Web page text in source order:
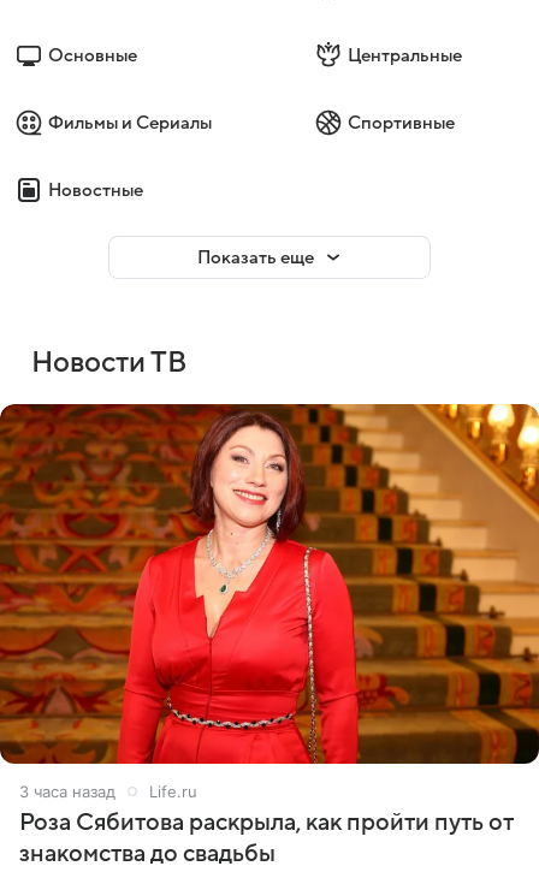
Основные Центральные
Фильмы и Сериалы Спортивные
Новостные
Показать еще
Новости ТВ
3 часа назад Life.ru
Роза Сябитова раскрыла, как пройти путь от
знакомства до свадьбы